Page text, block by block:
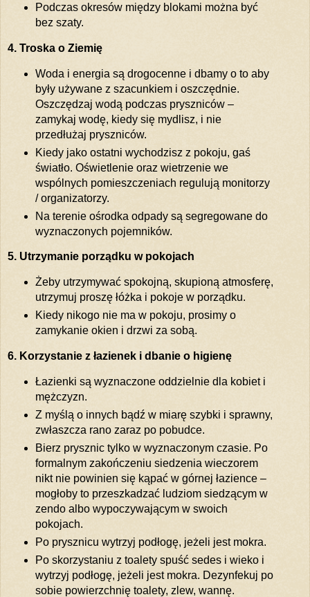
Podczas okresów między blokami można być
bez szaty.
4. Troska o Ziemię
Woda i energia są drogocenne i dbamy o to aby
były używane z szacunkiem i oszczędnie.
Oszczędzaj wodą podczas pryszniców –
zamykaj wodę, kiedy się mydlisz, i nie
przedłużaj pryszniców.
Kiedy jako ostatni wychodzisz z pokoju, gaś
światło. Oświetlenie oraz wietrzenie we
wspólnych pomieszczeniach regulują monitorzy
/ organizatorzy.
Na terenie ośrodka odpady są segregowane do
wyznaczonych pojemników.
5. Utrzymanie porządku w pokojach
Żeby utrzymywać spokojną, skupioną atmosferę,
utrzymuj proszę łóżka i pokoje w porządku.
Kiedy nikogo nie ma w pokoju, prosimy o
zamykanie okien i drzwi za sobą.
6. Korzystanie z łazienek i dbanie o higienę
Łazienki są wyznaczone oddzielnie dla kobiet i
mężczyzn.
Z myślą o innych bądź w miarę szybki i sprawny,
zwłaszcza rano zaraz po pobudce.
Bierz prysznic tylko w wyznaczonym czasie. Po
formalnym zakończeniu siedzenia wieczorem
nikt nie powinien się kąpać w górnej łazience –
mogłoby to przeszkadzać ludziom siedzącym w
zendo albo wypoczywającym w swoich
pokojach.
Po prysznicu wytrzyj podłogę, jeżeli jest mokra.
Po skorzystaniu z toalety spuść sedes i wieko i
wytrzyj podłogę, jeżeli jest mokra. Dezynfekuj po
sobie powierzchnię toalety, zlew, wannę.